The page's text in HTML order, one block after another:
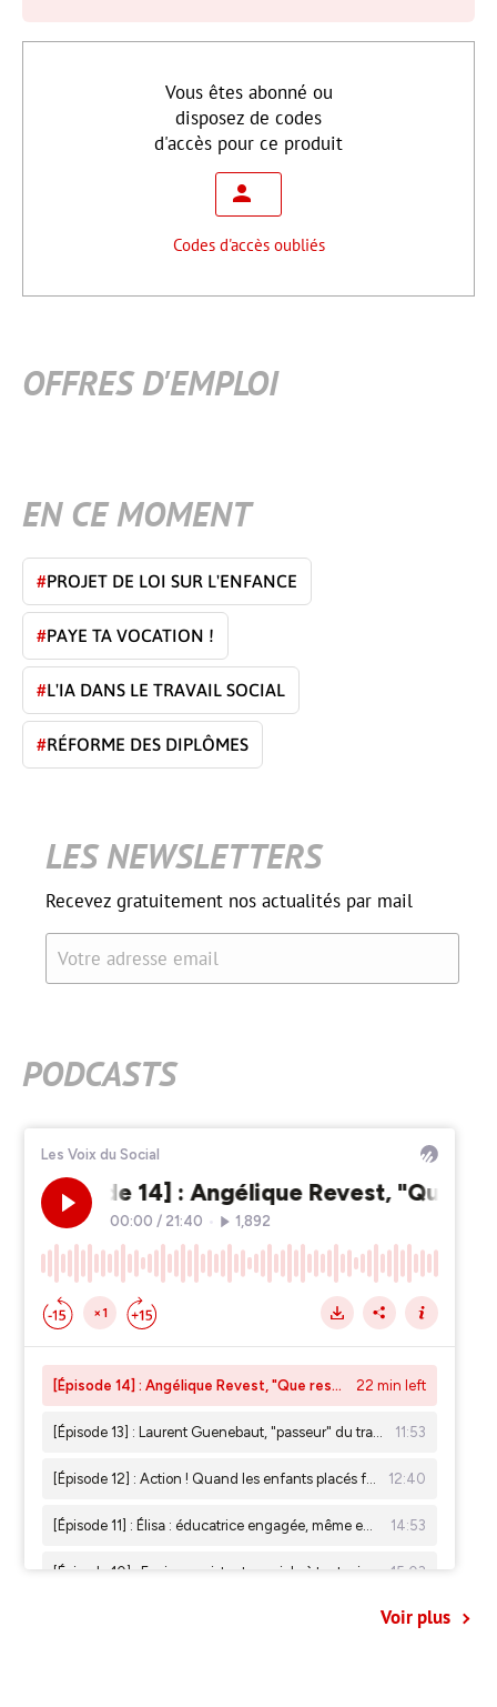
Vous êtes abonné ou
disposez de codes
d'accès pour ce produit
Codes d'accès oubliés
OFFRES D'EMPLOI
EN CE MOMENT
#PROJET DE LOI SUR L'ENFANCE
#PAYE TA VOCATION !
#L'IA DANS LE TRAVAIL SOCIAL
#RÉFORME DES DIPLÔMES
LES NEWSLETTERS
Recevez gratuitement nos actualités par mail
Votre adresse email
PODCASTS
Voir plus